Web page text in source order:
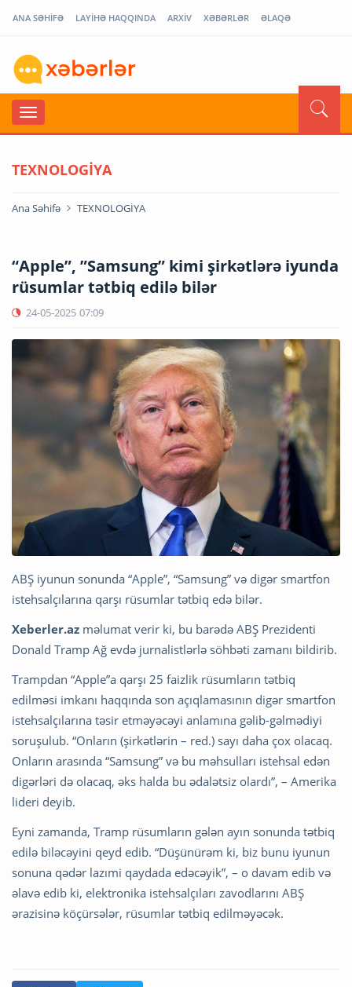
ANA SƏHİFƏ LAYİHƏ HAQQINDA ARXİV XƏBƏRLƏR ƏLAQƏ
TEXNOLOGİYA
Ana Səhifə TEXNOLOGİYA
“Apple”, ”Samsung” kimi şirkətlərə iyunda
rüsumlar tətbiq edilə bilər
24-05-2025 07:09
ABŞ iyunun sonunda “Apple”, “Samsung” və digər smartfon
istehsalçılarına qarşı rüsumlar tətbiq edə bilər.
Xeberler.az məlumat verir ki, bu barədə ABŞ Prezidenti
Donald Tramp Ağ evdə jurnalistlərlə söhbəti zamanı bildirib.
Trampdan “Apple”a qarşı 25 faizlik rüsumların tətbiq
edilməsi imkanı haqqında son açıqlamasının digər smartfon
istehsalçılarına təsir etməyəcəyi anlamına gəlib-gəlmədiyi
soruşulub. “Onların (şirkətlərin – red.) sayı daha çox olacaq.
Onların arasında “Samsung” və bu məhsulları istehsal edən
digərləri də olacaq, əks halda bu ədalətsiz olardı”, – Amerika
lideri deyib.
Eyni zamanda, Tramp rüsumların gələn ayın sonunda tətbiq
edilə biləcəyini qeyd edib. “Düşünürəm ki, biz bunu iyunun
sonuna qədər lazımi qaydada edəcəyik”, – o davam edib və
əlavə edib ki, elektronika istehsalçıları zavodlarını ABŞ
ərazisinə köçürsələr, rüsumlar tətbiq edilməyəcək.